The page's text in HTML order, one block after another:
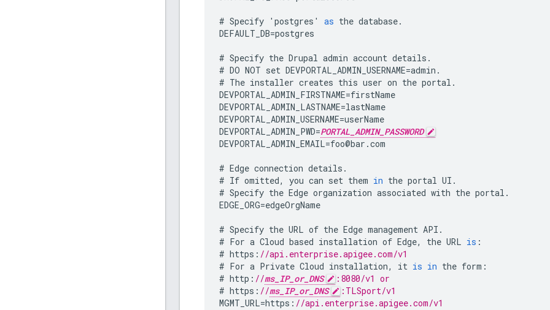
# Specify ' postgres ' as the database.
DEFAULT_DB=postgres
# Specify the Drupal admin account details .
# DO NOT set DEVPORTAL_ADMIN_USERNAME=admin .
# The installer creates this user on the portal .
DEVPORTAL_ADMIN_FIRSTNAME=firstName
DEVPORTAL_ADMIN_LASTNAME=lastName
DEVPORTAL_ADMIN_USERNAME=userName
DEVPORTAL_ADMIN_PWD=PORTAL_ADMIN_PASSWORD
DEVPORTAL_ADMIN_EMAIL=foo@bar .com
# Edge connection details .
# If omitted, you can set them in the portal UI .
# Specify the Edge organization associated with the portal .
EDGE_ORG=edgeOrgName
# Specify the URL of the Edge management API .
# For a Cloud based installation of Edge, the URL is :
# https : //api.enterprise.apigee.com/v1
# For a Private Cloud installation, it is in the form :
# http : //ms_IP_or_DNS
:8080/v1 or
# https : //ms_IP_or_DNS
:TLSport/v1
MGMT_URL=https : //api.enterprise.apigee.com/v1